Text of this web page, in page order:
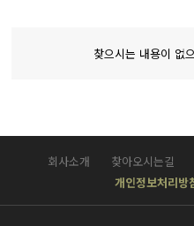
찾으시는 내용이 없
회사소개 찾아오시는길
개인정보처리방